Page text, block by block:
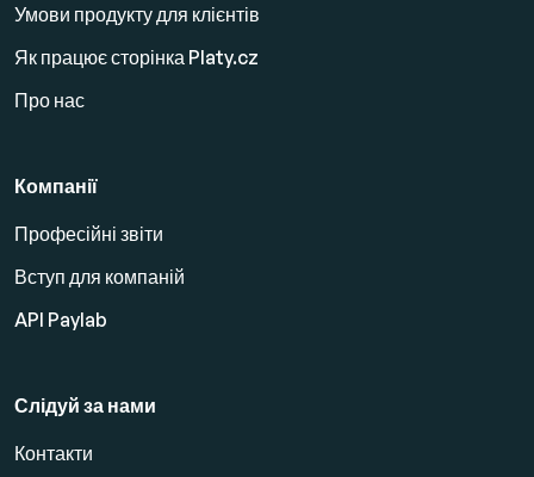
Умови продукту для клієнтів
Як працює сторінка Platy.cz
Про нас
Компанії
Професійні звіти
Вступ для компаній
API Paylab
Слідуй за нами
Контакти